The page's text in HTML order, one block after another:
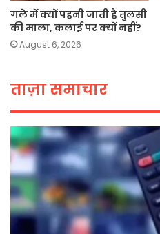
गले में क्यों पहनी जाती है तुलसी
की माला, कलाई पर क्यों नहीं?
August 6, 2026
ताज़ा समाचार